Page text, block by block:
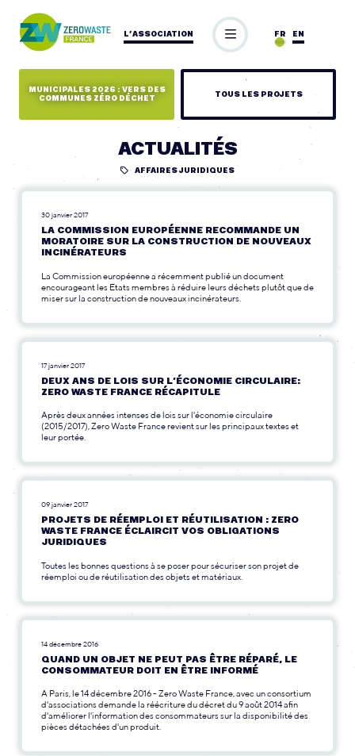
L’ASSOCIATION EN
FR
MUNICIPALES 2026 : VERS DES
COMMUNES ZÉRO DÉCHET
TOUS LES PROJETS
ACTUALITÉS
AFFAIRES JURIDIQUES
30 janvier 2017
LA COMMISSION EUROPÉENNE RECOMMANDE UN
MORATOIRE SUR LA CONSTRUCTION DE NOUVEAUX
INCINÉRATEURS
La Commission européenne a récemment publié un document
encourageant les Etats membres à réduire leurs déchets plutôt que de
miser sur la construction de nouveaux incinérateurs.
17 janvier 2017
DEUX ANS DE LOIS SUR L’ÉCONOMIE CIRCULAIRE:
ZERO WASTE FRANCE RÉCAPITULE
Après deux années intenses de lois sur l'économie circulaire
(2015/2017), Zero Waste France revient sur les principaux textes et
leur portée.
09 janvier 2017
PROJETS DE RÉEMPLOI ET RÉUTILISATION : ZERO
WASTE FRANCE ÉCLAIRCIT VOS OBLIGATIONS
JURIDIQUES
Toutes les bonnes questions à se poser pour sécuriser son projet de
réemploi ou de réutilisation des objets et matériaux.
14 décembre 2016
QUAND UN OBJET NE PEUT PAS ÊTRE RÉPARÉ, LE
CONSOMMATEUR DOIT EN ÊTRE INFORMÉ
A Paris, le 14 décembre 2016 - Zero Waste France, avec un consortium
d'associations demande la réécriture du décret du 9 août 2014 afin
d'améliorer l'information des consommateurs sur la disponibilité des
pièces détachées d'un produit.